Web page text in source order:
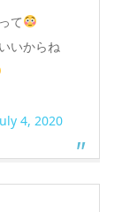
て
いからね
4, 2020